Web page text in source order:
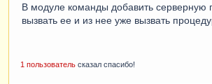
В модуле команды добавить серверную
вызвать ее и из нее уже вызвать
1 пользователь сказал спасибо!